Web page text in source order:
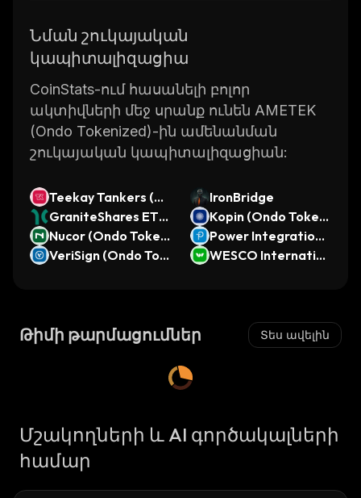
Նման շուկայական
կապիտալիզացիա
CoinStats-ում հասանելի բոլոր
ակտիվների մեջ սրանք ունեն AMETEK
(Ondo Tokenized)-ին ամենանման
շուկայական կապիտալիզացիան:
Teekay Tankers (O
ndo Tokenized)
IronBridge
GraniteShares ETF
Trust GraniteShare
s 2x Short NVDA Da
Kopin (Ondo Tokeni
zed)
Nucor (Ondo Tokeni
zed)
Power Integrations
(Ondo Tokenized)
VeriSign (Ondo Tok
WESCO Internation
Թիմի թարմացումներ Տես ավելին
Մշակողների և AI գործակալների
համար